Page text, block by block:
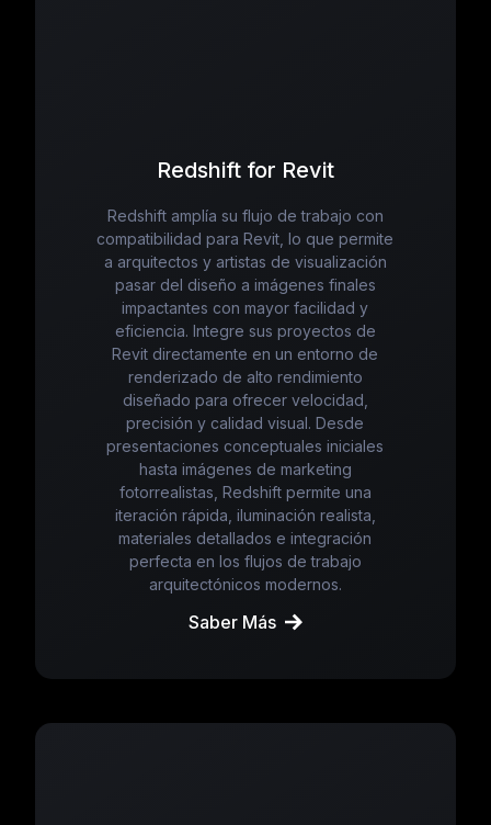
Redshift for Revit
Redshift amplía su flujo de trabajo con
compatibilidad para Revit, lo que permite
a arquitectos y artistas de visualización
pasar del diseño a imágenes finales
impactantes con mayor facilidad y
eficiencia. Integre sus proyectos de
Revit directamente en un entorno de
renderizado de alto rendimiento
diseñado para ofrecer velocidad,
precisión y calidad visual. Desde
presentaciones conceptuales iniciales
hasta imágenes de marketing
fotorrealistas, Redshift permite una
iteración rápida, iluminación realista,
materiales detallados e integración
perfecta en los flujos de trabajo
arquitectónicos modernos.
Saber Más